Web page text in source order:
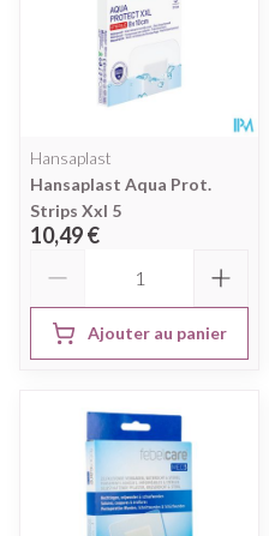
Hansaplast
Hansaplast Aqua Prot.
Strips Xxl 5
10,49 €
Ajouter au panier